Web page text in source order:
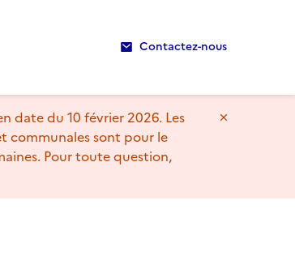
Contactez-nous
date du 10 février 2026. Les
communales sont pour le
Pour toute question,